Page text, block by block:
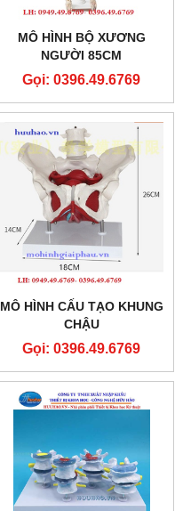
MÔ HÌNH BỘ XƯƠNG
NGƯỜI 85CM
Gọi: 0396.49.6769
MÔ HÌNH CẤU TẠO KHUNG
CHẬU
Gọi: 0396.49.6769